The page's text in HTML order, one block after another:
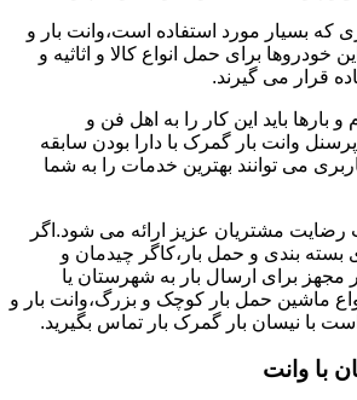
که بسیار مورد استفاده است،وانت بار و
خودروها برای حمل انواع کالا و اثاثیه و
قرار می گیرند.
بارها باید این کار را به اهل فن و
وانت بار گمرک با دارا بودن سابقه
می توانند بهترین خدمات را به شما
مشتریان عزیز ارائه می شود.اگر
بسته بندی و حمل بار،کاگر چیدمان و
برای ارسال بار به شهرستان یا
ماشین حمل بار کوچک و بزرگ،وانت بار و
با نیسان بار گمرک بار تماس بگیرید.
با وانت